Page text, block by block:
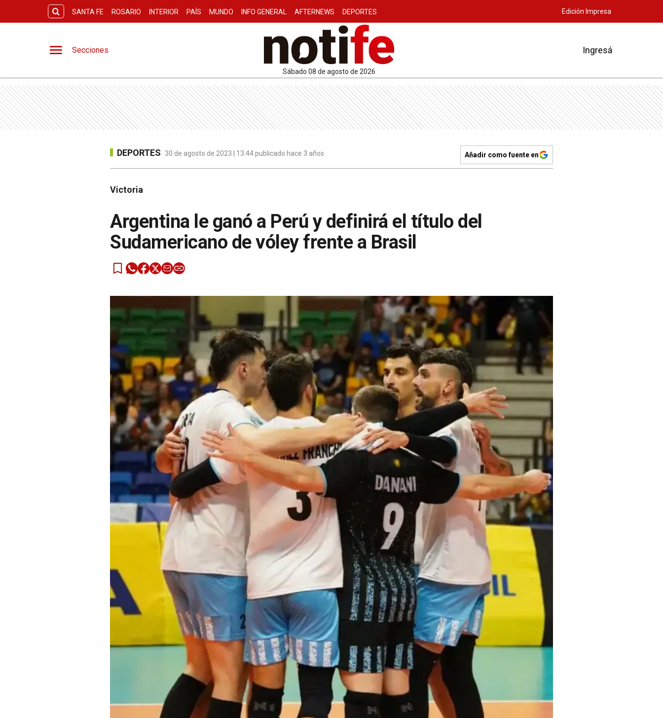
SANTA FE ROSARIO INTERIOR PAÍS MUNDO INFO GENERAL AFTERNEWS DEPORTES Edición Impresa
Secciones
sábado 08 de agosto de 2026
Ingresá
DEPORTES 30 de agosto de 2023 | 13:44 publicado hace 3 años Añadir como fuente en
Victoria
Argentina le ganó a Perú y definirá el título del
Sudamericano de vóley frente a Brasil